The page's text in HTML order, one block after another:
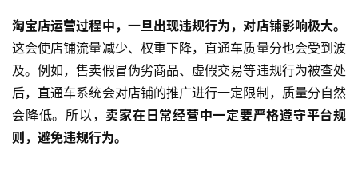
淘宝店运营过程中，一旦出现违规行为，对店铺影响极大。
这会使店铺流量减少、权重下降，直通车质量分也会受到波
及。例如，售卖假冒伪劣商品、虚假交易等违规行为被查处
后，直通车系统会对店铺的推广进行一定限制，质量分自然
会降低。所以， 卖家在日常经营中一定要严格遵守平台规
则，避免违规行为。